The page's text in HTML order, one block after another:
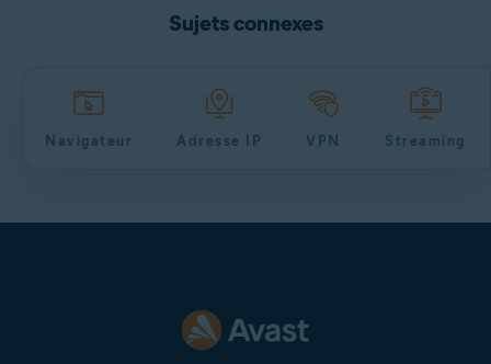
Sujets connexes
Navigateur Adresse IP VPN Streaming